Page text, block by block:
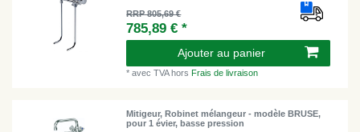
RRP 805,69 €
785,89 € *
Ajouter au panier
*avec TVAhorsFrais de livraison
Mitigeur, Robinet mélangeur - modèle BRUSE,
pour 1 évier, basse pression